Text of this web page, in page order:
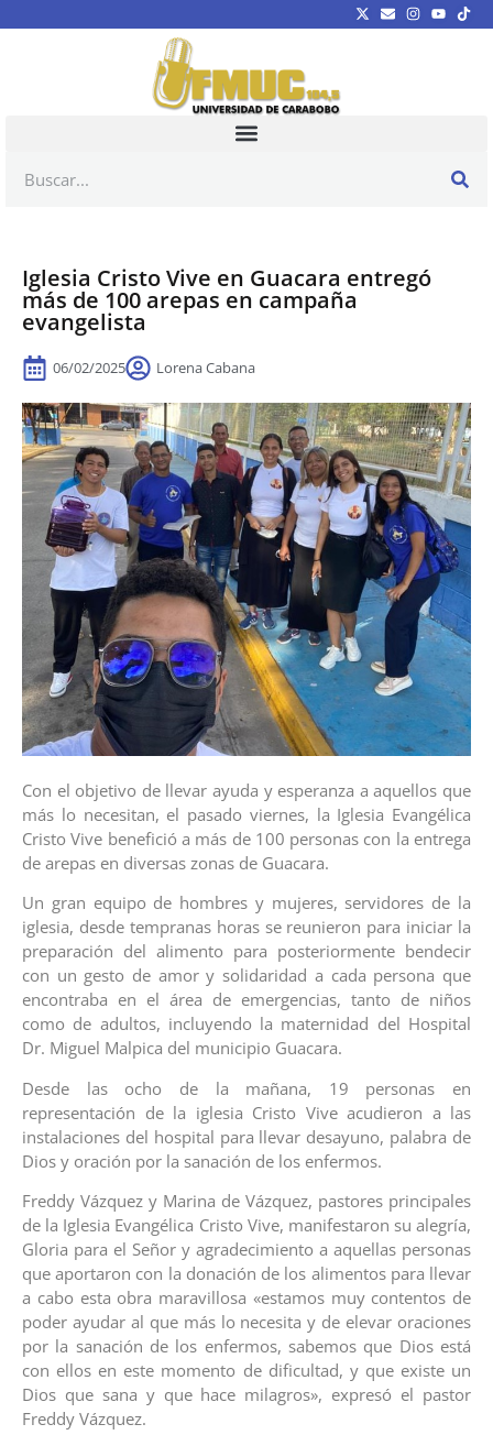
Iglesia Cristo Vive en Guacara entregó
más de 100 arepas en campaña
evangelista
06/02/2025 Lorena Cabana
Con el objetivo de llevar ayuda y esperanza a aquellos que
más lo necesitan, el pasado viernes, la Iglesia Evangélica
Cristo Vive benefició a más de 100 personas con la entrega
de arepas en diversas zonas de Guacara.
Un gran equipo de hombres y mujeres, servidores de la
iglesia, desde tempranas horas se reunieron para iniciar la
preparación del alimento para posteriormente bendecir
con un gesto de amor y solidaridad a cada persona que
encontraba en el área de emergencias, tanto de niños
como de adultos, incluyendo la maternidad del Hospital
Dr. Miguel Malpica del municipio Guacara.
Desde las ocho de la mañana, 19 personas en
representación de la iglesia Cristo Vive acudieron a las
instalaciones del hospital para llevar desayuno, palabra de
Dios y oración por la sanación de los enfermos.
Freddy Vázquez y Marina de Vázquez, pastores principales
de la Iglesia Evangélica Cristo Vive, manifestaron su alegría,
Gloria para el Señor y agradecimiento a aquellas personas
que aportaron con la donación de los alimentos para llevar
a cabo esta obra maravillosa «estamos muy contentos de
poder ayudar al que más lo necesita y de elevar oraciones
por la sanación de los enfermos, sabemos que Dios está
con ellos en este momento de dificultad, y que existe un
Dios que sana y que hace milagros», expresó el pastor
Freddy Vázquez.